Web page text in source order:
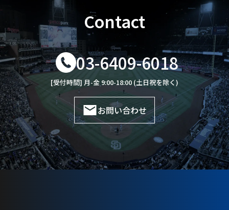
Contact
03-6409-6018
[受付時間] 月-金 9:00-18:00 (土日祝を除く)
お問い合わせ